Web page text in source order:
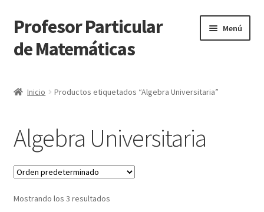
Ir
a
la
Ir
al
contenido
Profesor Particular
de Matemáticas
Menú
Inicio Productos etiquetados “Algebra Universitaria”
Algebra Universitaria
Mostrando los 3 resultados